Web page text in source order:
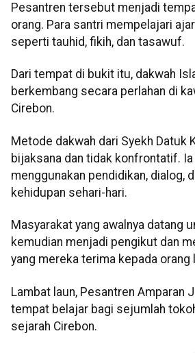
Pesantren tersebut menjadi
orang. Para santri mempelajari
seperti tauhid, fikih, dan tasawuf.
Dari tempat di bukit itu, dakwah
berkembang secara perlahan di
Cirebon.
Metode dakwah dari Syekh Datuk
bijaksana dan tidak konfrontatif. Ia
menggunakan pendidikan, dialog,
kehidupan sehari-hari.
Masyarakat yang awalnya datang
kemudian menjadi pengikut dan
yang mereka terima kepada orang
Lambat laun, Pesantren Amparan
tempat belajar bagi sejumlah
sejarah Cirebon.